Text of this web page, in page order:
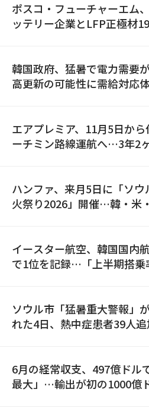
ポスコ・フューチャーエム
ッテリー企業とLFP正極材
韓国政府、猛暑で電力需要
高更新の可能性に需給対応
エアプレミア、11月5日から
ーチミン路線運航へ…3年2
ハンファ、来月5日に「ソウ
火祭り2026」開催…韓・米
イースター航空、韓国国内
で1位を記録…「上半期搭乗
ソウル市「猛暑重大警報」
れた4日、熱中症患者39人
6月の経常収支、497億ドル
最大」…輸出が初の1000億